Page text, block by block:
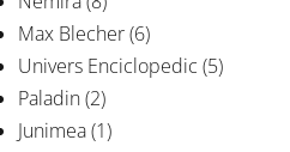
Max Blecher(6)
Univers Enciclopedic (5)
Paladin(2)
Junimea(1)